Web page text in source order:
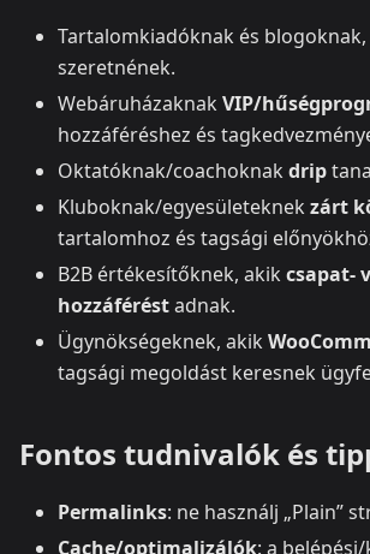
Tartalomkiadóknak és blogoknak,
szeretnének.
Webáruházaknak VIP/
hozzáféréshez és
Oktatóknak/coachoknak drip
Kluboknak/egyesületeknek zárt
tartalomhoz és tagsági
B2B értékesítőknek, akik csapat‑
hozzáféréstadnak.
Ügynökségeknek, akik
tagsági megoldást keresnek
Fontos tudnivalók és
Permalinks: ne használj „Plain”
Cache/optimalizálók: a